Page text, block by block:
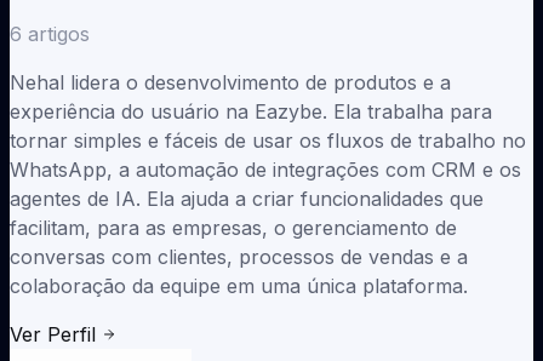
6 artigos
Nehal lidera o desenvolvimento de produtos e a
experiência do usuário na Eazybe. Ela trabalha para
tornar simples e fáceis de usar os fluxos de trabalho no
WhatsApp, a automação de integrações com CRM e os
agentes de IA. Ela ajuda a criar funcionalidades que
facilitam, para as empresas, o gerenciamento de
conversas com clientes, processos de vendas e a
colaboração da equipe em uma única plataforma.
Ver Perfil